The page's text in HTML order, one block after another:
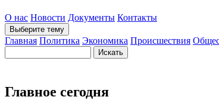
О нас Новости Документы Контакты
Выберите тему
Главная Политика Экономика Происшествия
Главное сегодня